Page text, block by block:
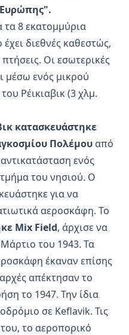
τα 8 εκατομμύρια
διεθνές καθεστώς,
Οι εσωτερικές
μέσω ενός μικρού
Ρέικιαβικ (3 χλμ.
κατασκευάστηκε
Πολέμου από
ενός
του νησιού. Ο
για να
αεροσκάφη. Το
Mix Field, άρχισε να
του 1943. Τα
έκαναν επίσης
απέκτησαν το
το 1947. Την ίδια
σε Keflavik. Τις
το αεροπορικό